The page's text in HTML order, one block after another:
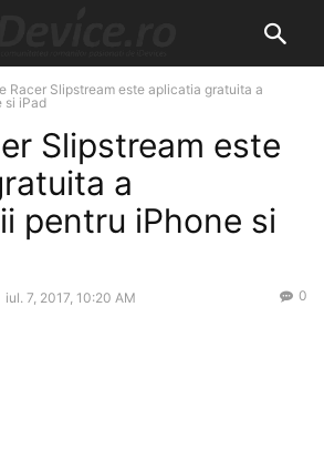
Racer Slipstream este aplicatia gratuita a
si iPad
Slipstream este
a
pentru iPhone si
iul. 7, 2017, 10:20 AM 0